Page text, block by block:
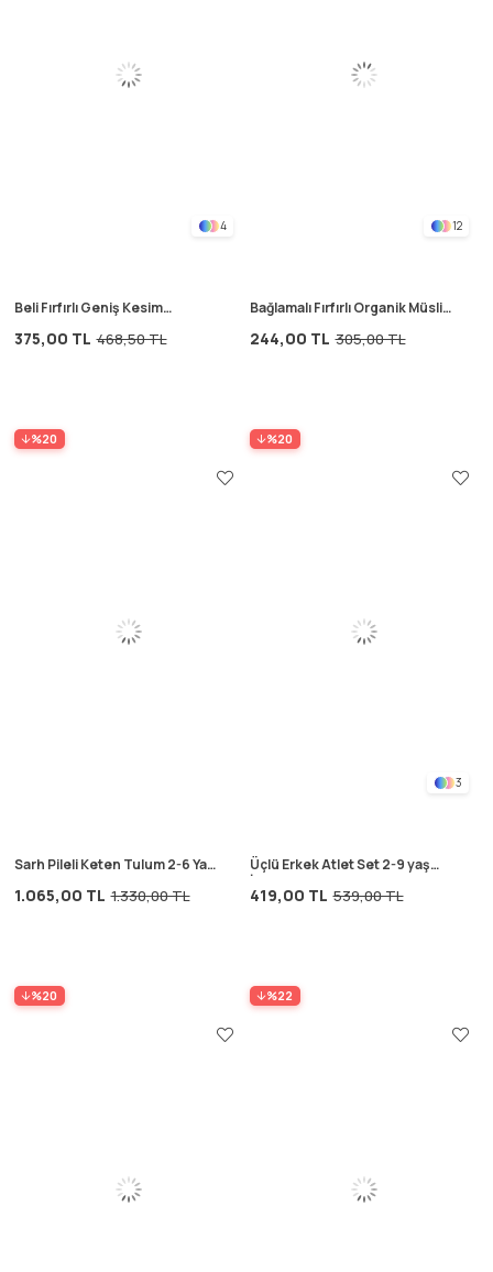
4
Beli Fırfırlı Geniş Kesim
Yaş Mint Yeşili
375,00 TL 468,50 TL
%20
12
Bağlamalı Fırfırlı Organik Müslin
244,00 TL 305,00 TL
%20
Sarh Pileli Keten Tulum 2-6 Yaş
1.065,00 TL 1.330,00 TL
%20
3
Üçlü Erkek Atlet Set 2-9 yaş
İndigo Mavi
419,00 TL 539,00 TL
%22